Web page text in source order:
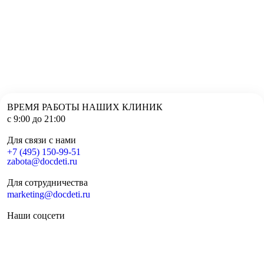
ВРЕМЯ РАБОТЫ НАШИХ КЛИНИК
с 9:00 до 21:00
Для связи с нами
+7 (495) 150-99-51
zabota@docdeti.ru
Для сотрудничества
marketing@docdeti.ru
Наши соцсети